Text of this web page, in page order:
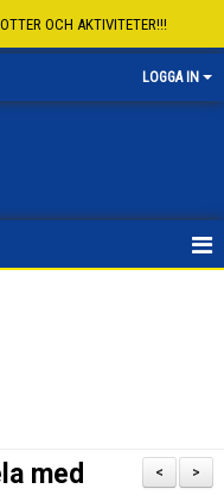
OCH AKTIVITETER!!!
LOGGA IN
>
<
med